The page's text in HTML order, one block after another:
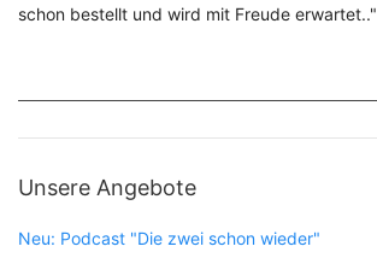
schon bestellt und wird mit Freude erwartet.."
Unsere Angebote
Neu: Podcast "Die zwei schon wieder"